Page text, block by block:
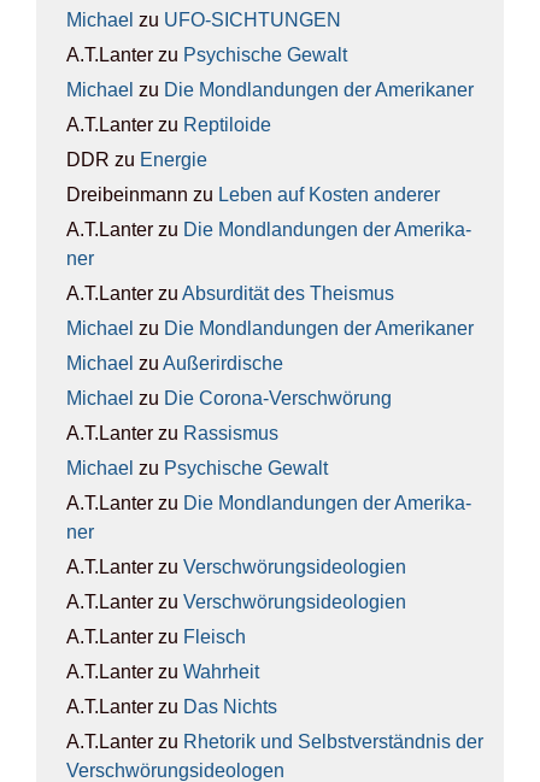
Michael zu UFO-SICH­TUN­GEN
A.T.Lanter zu Psy­chi­sche Gewalt
Michael zu Die Mond­lan­dun­gen der Ame­ri­ka­ner
A.T.Lanter zu Rep­ti­lo­ide
DDR zu Ener­gie
Dreibeinmann zu Leben auf Kos­ten ande­rer
A.T.Lanter zu Die Mond­lan­dun­gen der Ame­ri­ka­
ner
A.T.Lanter zu Absur­di­tät des The­is­mus
Michael zu Die Mond­lan­dun­gen der Ame­ri­ka­ner
Michael zu Außer­ir­di­sche
Michael zu Die Coro­na-Ver­schwö­rung
A.T.Lanter zu Ras­sis­mus
Michael zu Psy­chi­sche Gewalt
A.T.Lanter zu Die Mond­lan­dun­gen der Ame­ri­ka­
ner
A.T.Lanter zu Ver­schwö­rungs­ideo­lo­gien
A.T.Lanter zu Ver­schwö­rungs­ideo­lo­gien
A.T.Lanter zu Fleisch
A.T.Lanter zu Wahr­heit
A.T.Lanter zu Das Nichts
A.T.Lanter zu Rhe­to­rik und Selbst­ver­ständ­nis der
Ver­schwö­rungs­ideo­lo­gen